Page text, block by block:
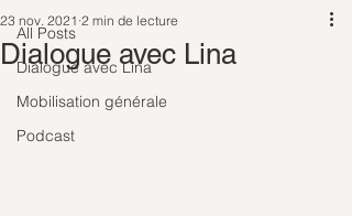
All Posts
Dialogue avec Lina
Mobilisation générale
Podcast
Dialogue avec Lina
23 nov. 2021 2 min de lecture